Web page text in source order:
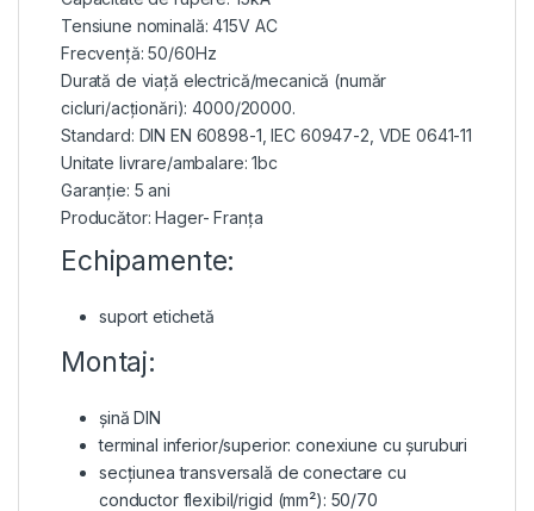
Tensiune nominală: 415V AC
Frecvență: 50/60Hz
Durată de viață electrică/mecanică (număr
cicluri/acționări): 4000/20000.
Standard: DIN EN 60898-1, IEC 60947-2, VDE 0641-11
Unitate livrare/ambalare: 1bc
Garanție: 5 ani
Producător: Hager- Franța
Echipamente:
suport etichetă
Montaj:
șină DIN
terminal inferior/superior: conexiune cu șuruburi
secțiunea transversală de conectare cu
conductor flexibil/rigid (mm²): 50/70